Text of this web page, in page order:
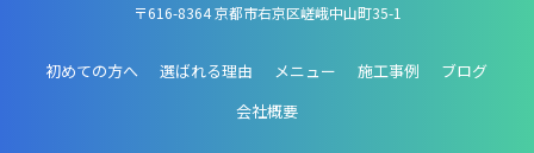
〒616-8364 京都市右京区嵯峨中山町35-1
初めての方へ 選ばれる理由 メニュー 施工事例
ブログ
会社概要